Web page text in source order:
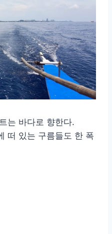
는 바다로 향한다.
떠 있는 구름들도 한 폭